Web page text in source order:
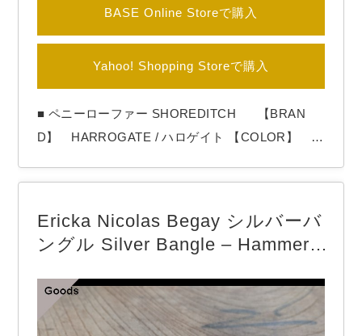
BASE Online Storeで購入
Yahoo! Shopping Storeで購入
■ ペニーローファー SHOREDITCH 【BRAN
D】 HARROGATE / ハロゲイト 【COLOR】 Bl
ーファー「SHOREDITCH」 サドル部分にダイヤモ
名コインローファーともいわれています。 made in
In…
Ericka Nicolas Begay シルバーバ
ングル Silver Bangle – Hammere